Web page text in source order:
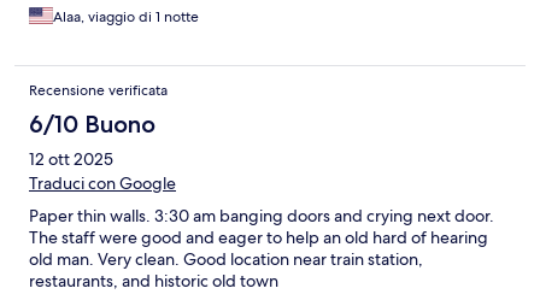
Alaa, viaggio di 1 notte
Recensione verificata
6/10 Buono
12 ott 2025
Traduci con Google
Paper thin walls. 3:30 am banging doors and crying next door.
The staff were good and eager to help an old hard of hearing
old man. Very clean. Good location near train station,
restaurants, and historic old town